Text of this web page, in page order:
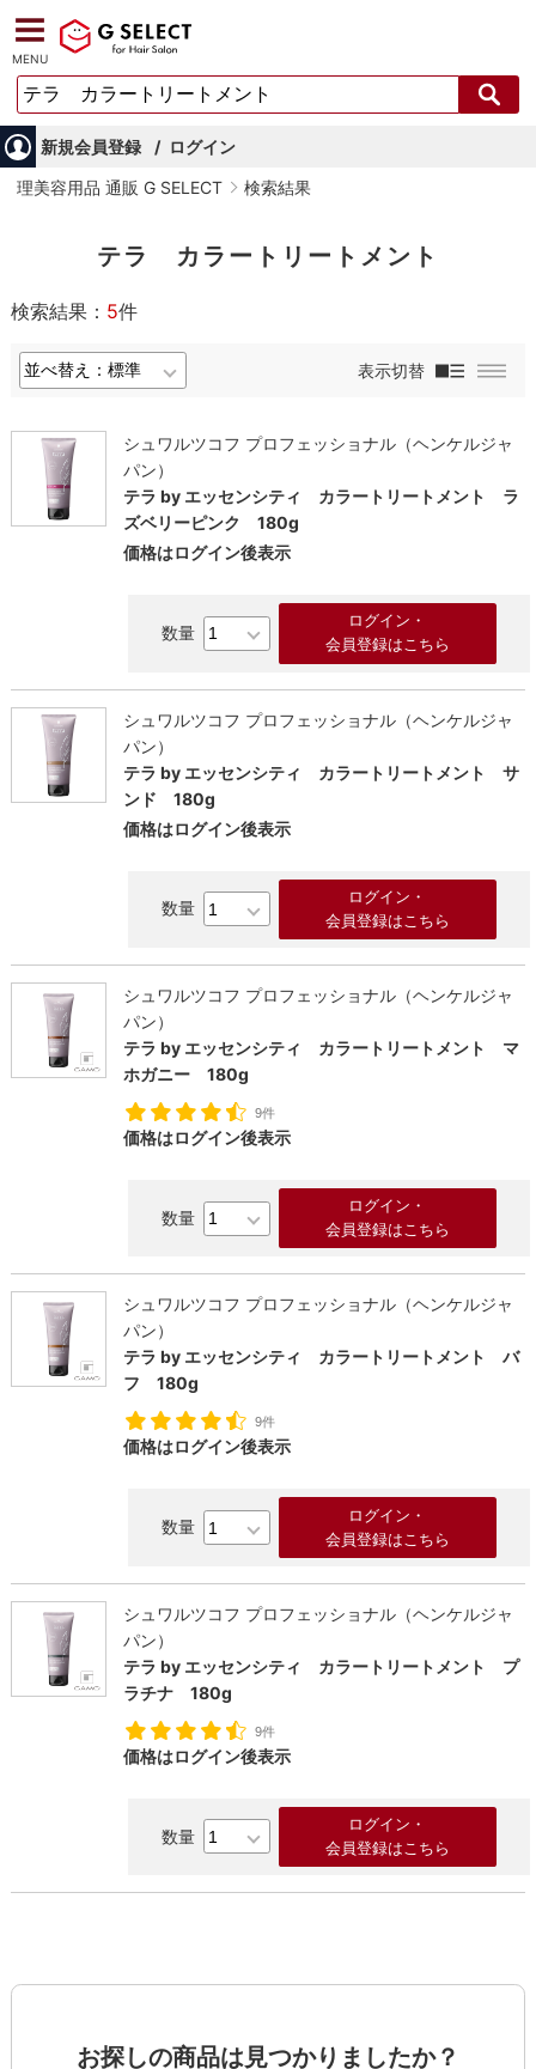
MENU
新規会員登録
ログイン
理美容用品 通販 G SELECT
検索結果
テラ カラートリートメント
検索結果： 5件
表示切替
シュワルツコフ プロフェッショナル（ヘンケルジャ
パン）
テラ by エッセンシティ カラートリートメント ラ
ズベリーピンク 180g
価格はログイン後表示
ログイン・
会員登録はこちら
シュワルツコフ プロフェッショナル（ヘンケルジャ
パン）
テラ by エッセンシティ カラートリートメント サ
ンド 180g
価格はログイン後表示
ログイン・
会員登録はこちら
シュワルツコフ プロフェッショナル（ヘンケルジャ
パン）
テラ by エッセンシティ カラートリートメント マ
ホガニー 180g
9件
価格はログイン後表示
ログイン・
会員登録はこちら
シュワルツコフ プロフェッショナル（ヘンケルジャ
パン）
テラ by エッセンシティ カラートリートメント バ
フ 180g
9件
価格はログイン後表示
ログイン・
会員登録はこちら
シュワルツコフ プロフェッショナル（ヘンケルジャ
パン）
テラ by エッセンシティ カラートリートメント プ
ラチナ 180g
9件
価格はログイン後表示
ログイン・
会員登録はこちら
お探しの商品は見つかりましたか？